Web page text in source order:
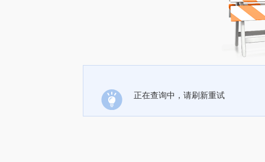
正在查询中，请刷新重试